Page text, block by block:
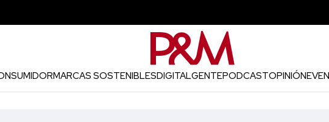
MARCAS SOSTENIBLESDIGITALGENTEPODCASTOPINIÓN